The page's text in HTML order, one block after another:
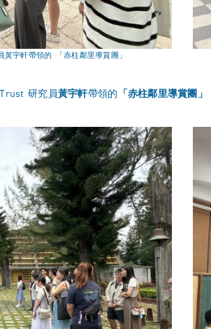
宇軒帶領的 「赤柱鄰里導賞團」
研究員黃宇軒帶領的 「赤柱鄰里導賞團」